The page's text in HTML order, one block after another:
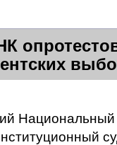
Национальный